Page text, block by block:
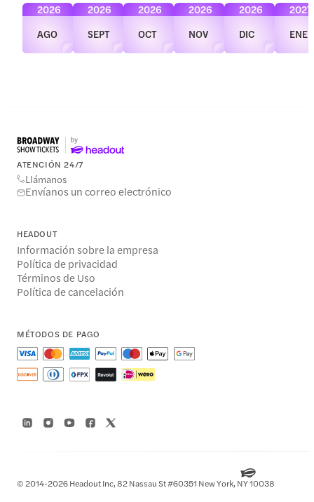
AGO
2026
SEPT
2026
OCT
2026
NOV
2026
DIC
2026
ENE
2027
ATENCIÓN 24/7
Llámanos
Envíanos un correo electrónico
HEADOUT
Información sobre la empresa
Política de privacidad
Términos de Uso
Política de cancelación
MÉTODOS DE PAGO
© 2014-2026 Headout Inc, 82 Nassau St #60351 New York, NY 10038